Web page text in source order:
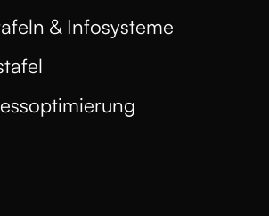
& Infosysteme